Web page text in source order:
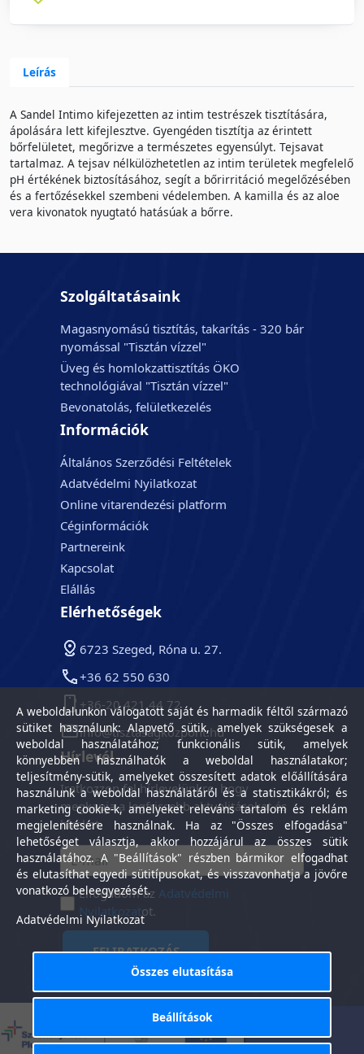
Leírás
A Sandel Intimo kifejezetten az intim testrészek tisztítására,
ápolására lett kifejlesztve. Gyengéden tisztítja az érintett
bőrfelületet, megőrizve a természetes egyensúlyt. Tejsavat
tartalmaz. A tejsav nélkülözhetetlen az intim területek megfelelő
pH értékének biztosításához, segít a bőrirritáció megelőzésében
és a fertőzésekkel szembeni védelemben. A kamilla és az aloe
vera kivonatok nyugtató hatásúak a bőrre.
Szolgáltatásaink
Magasnyomású tisztítás, takarítás - 320 bár
nyomással "Tisztán vízzel"
Üveg és homlokzattisztítás ÖKO
technológiával "Tisztán vízzel"
Bevonatolás, felületkezelés
Információk
Általános Szerződési Feltételek
Adatvédelmi Nyilatkozat
Online vitarendezési platform
Céginformációk
Partnereink
Kapcsolat
Elállás
Elérhetőségek
6723 Szeged, Róna u. 27.
+36 62 550 630
+36-20 421 44 72
info@tisztasagkozpont.hu
Hírlevél
Iratkozzon fel hírlevelünkre, hogy
megkapja a legfrissebb aktualitásokat és
híreket.
Elfogadom azAdatvédelmi
Nyilatkozatot.
FELIRATKOZÁS
Általános Szerződési
Feltételek
-
tájékoztató
A weboldalunkon válogatott saját és harmadik féltől származó
sütiket használunk: Alapvető sütik, amelyek szükségesek a
weboldal használatához; funkcionális sütik, amelyek
könnyebben használhatók a weboldal használatakor;
teljesítmény-sütik, amelyeket összesített adatok előállítására
használunk a weboldal használatáról és a statisztikákról; és
marketing cookie-k, amelyeket releváns tartalom és reklám
megjelenítésére használnak. Ha az "Összes elfogadása"
lehetőséget választja, akkor hozzájárul az összes sütik
használatához. A "Beállítások" részben bármikor elfogadhat
és elutasíthat egyedi sütitípusokat, és visszavonhatja a jövőre
vonatkozó beleegyezését.
Adatvédelmi Nyilatkozat
Összes elutasítása
Beállítások